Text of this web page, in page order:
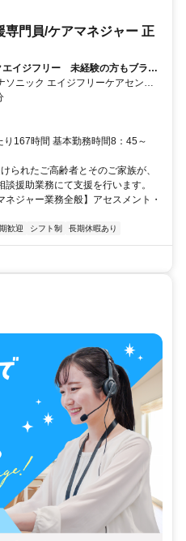
門員/ケアマネジャー 正
エイジフリー 未経験の方もブラン
で丁寧にサポート・フォローしま
ニック エイジフリーケアセンタ
167時間 基本勤務時間8：45～
られたご高齢者とそのご家族が、
援助業務にて支援を行います。
ネジャー業務全般】アセスメント・
歓迎 シフト制 長期休暇あり